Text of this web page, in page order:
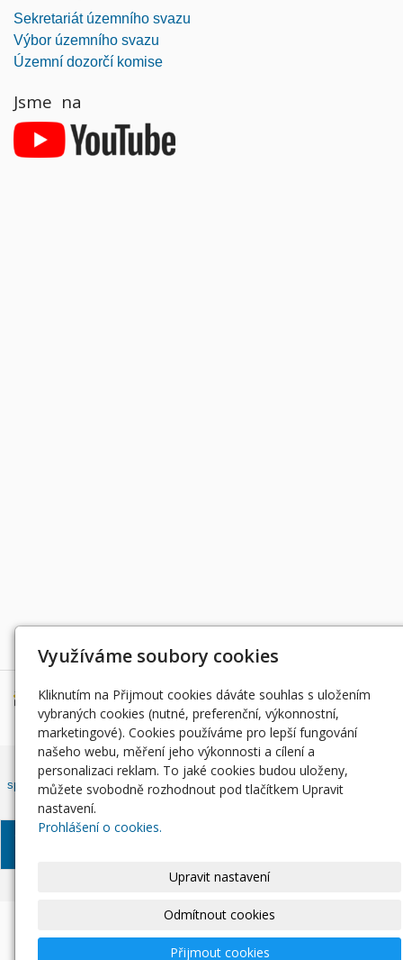
Sekretariát územního svazu
Výbor územního svazu
Územní dozorčí komise
Jsme na
Děkujeme za podporu
Český rybářský svaz, z. s. , Západočeský územní svaz zapsán ve
spolkovém rejstříku, vedeným Městským soudem v Praze, oddíl L, vložka
© Západočeský územní
Využíváme soubory cookies
Kliknutím na Přijmout cookies dáváte souhlas s uložením
vybraných cookies (nutné, preferenční, výkonnostní,
marketingové). Cookies používáme pro lepší fungování
našeho webu, měření jeho výkonnosti a cílení a
personalizaci reklam. To jaké cookies budou uloženy,
můžete svobodně rozhodnout pod tlačítkem Upravit
nastavení.
Prohlášení o cookies.
Upravit nastavení
Odmítnout cookies
Přijmout cookies